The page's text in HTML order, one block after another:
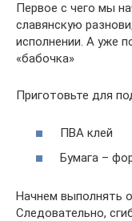
Первое с чего мы
славянскую
исполнении. А уже
«бабочка»
Приготовьте для
ПВА клей
Бумага –
Начнем выполнять
Следовательно,